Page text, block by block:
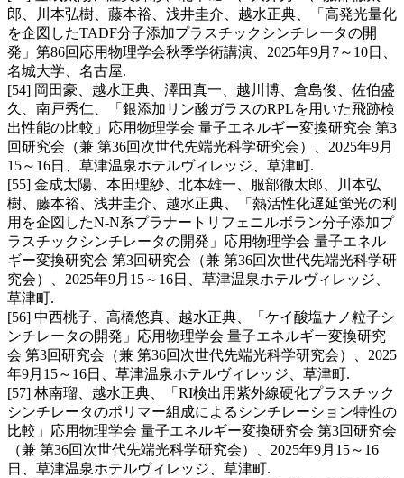
郎、川本弘樹、藤本裕、浅井圭介、越水正典、「高発光量化
を企図したTADF分子添加プラスチックシンチレータの開
発」第86回応用物理学会秋季学術講演、2025年9月7～10日、
名城大学、名古屋.
[54] 岡田豪、越水正典、澤田真一、越川博、倉島俊、佐伯盛
久、南戸秀仁、「銀添加リン酸ガラスのRPLを用いた飛跡検
出性能の比較」応用物理学会 量子エネルギー変換研究会 第3
回研究会（兼 第36回次世代先端光科学研究会）、2025年9月
15～16日、草津温泉ホテルヴィレッジ、草津町.
[55] 金成太陽、本田理紗、北本雄一、服部徹太郎、川本弘
樹、藤本裕、浅井圭介、越水正典、「熱活性化遅延蛍光の利
用を企図したN-N系プラナートリフェニルボラン分子添加プ
ラスチックシンチレータの開発」応用物理学会 量子エネル
ギー変換研究会 第3回研究会（兼 第36回次世代先端光科学研
究会）、2025年9月15～16日、草津温泉ホテルヴィレッジ、
草津町.
[56] 中西桃子、高橋悠真、越水正典、「ケイ酸塩ナノ粒子シ
ンチレータの開発」応用物理学会 量子エネルギー変換研究
会 第3回研究会（兼 第36回次世代先端光科学研究会）、2025
年9月15～16日、草津温泉ホテルヴィレッジ、草津町.
[57] 林南瑠、越水正典、「RI検出用紫外線硬化プラスチック
シンチレータのポリマー組成によるシンチレーション特性の
比較」応用物理学会 量子エネルギー変換研究会 第3回研究会
（兼 第36回次世代先端光科学研究会）、2025年9月15～16
日、草津温泉ホテルヴィレッジ、草津町.